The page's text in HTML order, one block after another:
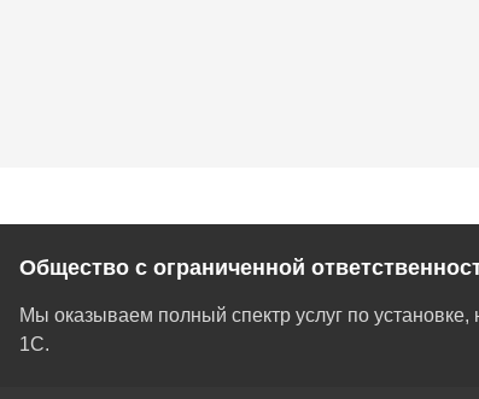
Общество с ограниченной
Мы оказываем полный спектр услуг по
1С.